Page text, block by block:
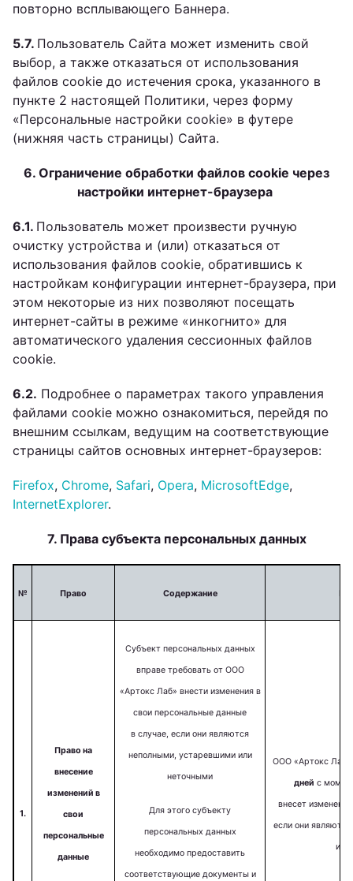
повторно всплывающего Баннера.
5.7. Пользователь Сайта может изменить свой
выбор, а также отказаться от использования
файлов cookie до истечения срока, указанного в
пункте 2 настоящей Политики, через форму
«Персональные настройки cookie» в футере
(нижняя часть страницы) Сайта.
6. Ограничение обработки файлов cookie через
настройки интернет-браузера
6.1. Пользователь может произвести ручную
очистку устройства и (или) отказаться от
использования файлов cookie, обратившись к
настройкам конфигурации интернет-браузера, при
этом некоторые из них позволяют посещать
интернет-сайты в режиме «инкогнито» для
автоматического удаления сессионных файлов
cookie.
6.2. Подробнее о параметрах такого управления
файлами cookie можно ознакомиться, перейдя по
внешним ссылкам, ведущим на соответствующие
страницы сайтов основных интернет-браузеров:
Firefox, Chrome, Safari, Opera, MicrosoftEdge,
InternetExplorer.
7. Права субъекта персональных данных
№ Право Содержание
1.
Право на
внесение
изменений в
свои
персональные
данные
Субъект персональных данных
вправе требовать от ООО
«Артокс Лаб» внести изменения в
свои персональные данные
в случае, если они являются
неполными, устаревшими или
неточными
Для этого субъекту
персональных данных
необходимо предоставить
соответствующие документы и
ООО «Артокс Лаб»
дней с
внесет
если они
или